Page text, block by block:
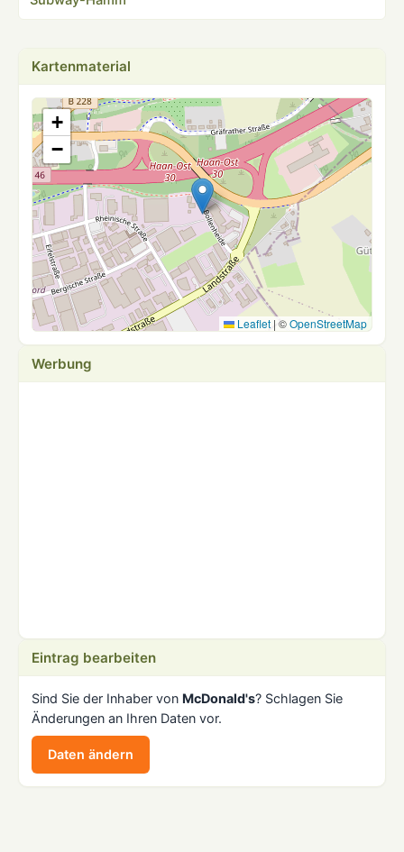
Kartenmaterial
+
−
Leaflet | ©OpenStreetMap
Werbung
Eintrag bearbeiten
Sind Sie der Inhaber von McDonald's? Schlagen Sie
Änderungen an Ihren Daten vor.
Daten ändern